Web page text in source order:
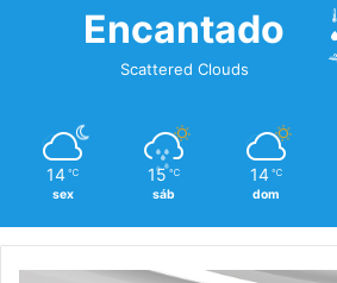
Encantado
Scattered Clouds
14 ℃
sex
15 ℃
sáb
14 ℃
dom